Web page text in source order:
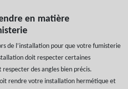
en matière
de l’installation pour que votre fumisterie
doit respecter certaines
respecter des angles bien précis.
rendre votre installation hermétique et